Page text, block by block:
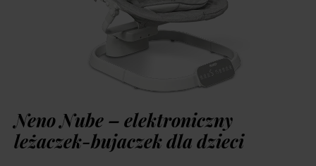
Neno Nube – elektroniczny
leżaczek-bujaczek dla dzieci